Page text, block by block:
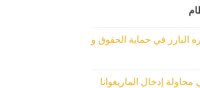
البارز في حماية الحقوق و
إدخال الماريغوانا